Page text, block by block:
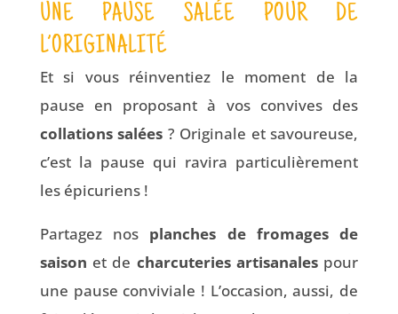
UNE PAUSE SALÉE POUR DE
L’ORIGINALITÉ
Et si vous réinventiez le moment de la
pause en proposant à vos convives des
collations salées ? Originale et savoureuse,
c’est la pause qui ravira particulièrement
les épicuriens !
Partagez nos planches de fromages de
saison et de charcuteries artisanalespour
une pause conviviale ! L’occasion, aussi, de